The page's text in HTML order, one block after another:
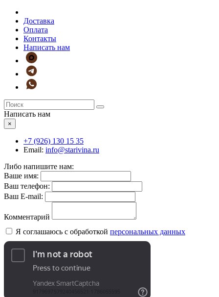
Доставка
Оплата
Контакты
Написать нам
Написать нам
×
+7 (926) 130 15 35
Email: info@starivina.ru
Либо напишите нам:
Ваше имя:
Ваш телефон:
Ваш E-mail:
Комментарий
Я соглашаюсь с обработкой персональных данных